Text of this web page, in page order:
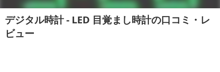
デジタル時計 - LED 目覚まし時計の口コミ・レ
ビュー